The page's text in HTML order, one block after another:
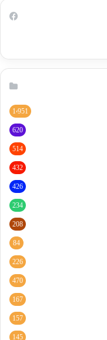
1٬951
620
514
432
426
234
208
84
226
470
167
157
145